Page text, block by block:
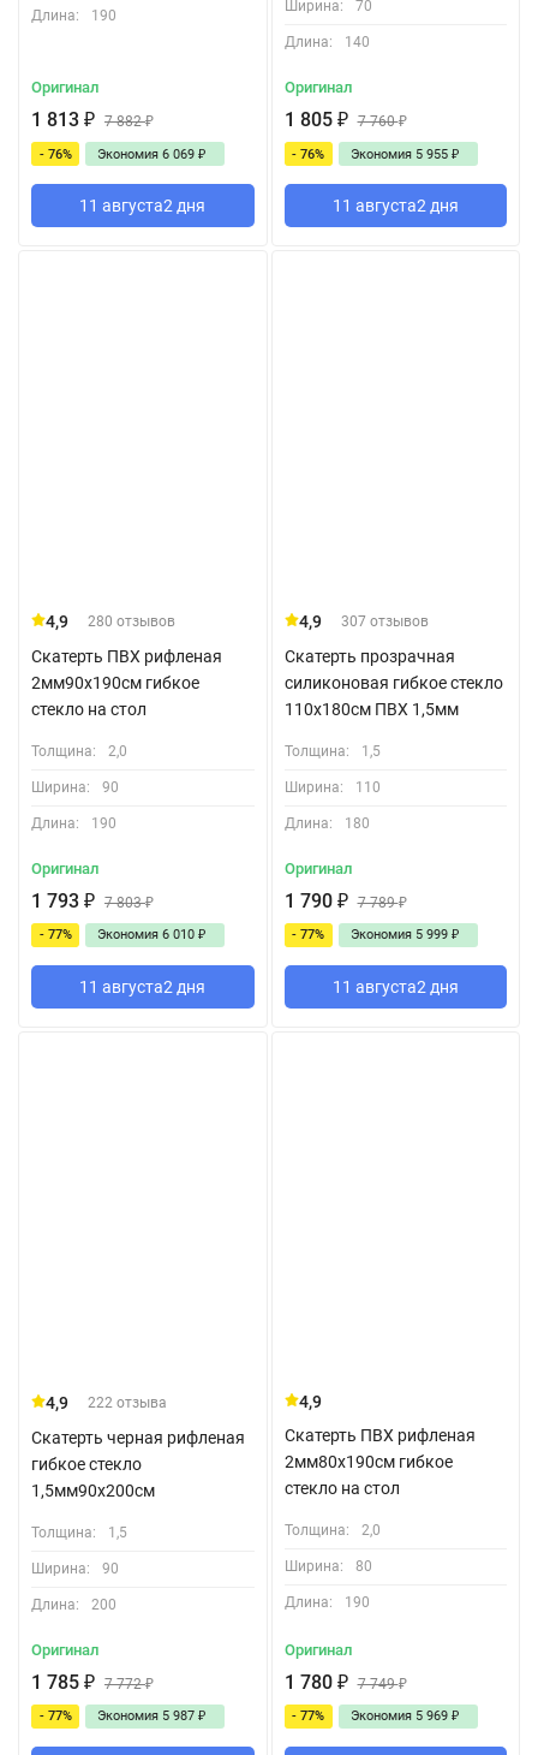
Длина: 190
Оригинал
1 813 ₽ 7 882₽
- 76% Экономия 6 069 ₽
11 августа2 дня
Ширина: 70
Длина: 140
Оригинал
1 805 ₽ 7 760₽
- 76% Экономия 5 955 ₽
11 августа2 дня
4,9 280 отзывов
Скатерть ПВХ рифленая
2мм90x190см гибкое
стекло на стол
Толщина: 2,0
Ширина: 90
Длина: 190
Оригинал
1 793 ₽ 7 803₽
- 77% Экономия 6 010 ₽
11 августа2 дня
4,9 307 отзывов
Скатерть прозрачная
силиконовая гибкое стекло
110x180см ПВХ 1,5мм
Толщина: 1,5
Ширина: 110
Длина: 180
Оригинал
1 790 ₽ 7 789₽
- 77% Экономия 5 999 ₽
11 августа2 дня
4,9 222 отзыва
Скатерть черная рифленая
гибкое стекло
1,5мм90x200см
Толщина: 1,5
Ширина: 90
Длина: 200
Оригинал
1 785 ₽ 7 772₽
- 77% Экономия 5 987 ₽
4,9
Скатерть ПВХ рифленая
2мм80x190см гибкое
стекло на стол
Толщина: 2,0
Ширина: 80
Длина: 190
Оригинал
1 780 ₽ 7 749₽
- 77% Экономия 5 969 ₽